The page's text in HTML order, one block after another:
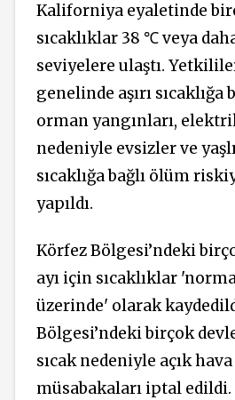
Kaliforniya eyaletinde
sıcaklıklar 38 ℃veya
seviyelere ulaştı.
genelinde aşırı sıcaklığa
orman yangınları,
nedeniyle evsizler ve
sıcaklığa bağlı ölüm
yapıldı.
Körfez Bölgesi’ndeki
ayı için sıcaklıklar
üzerinde' olarak
Bölgesi’ndeki birçok
sıcak nedeniyle açık
müsabakaları iptal edildi.